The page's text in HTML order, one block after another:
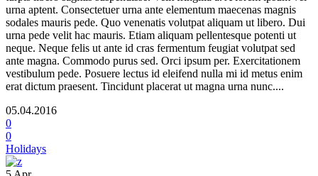
urna aptent. Consectetuer urna ante elementum maecenas magnis
sodales mauris pede. Quo venenatis volutpat aliquam ut libero. Dui
urna pede velit hac mauris. Etiam aliquam pellentesque potenti ut
neque. Neque felis ut ante id cras fermentum feugiat volutpat sed
ante magna. Commodo purus sed. Orci ipsum per. Exercitationem
vestibulum pede. Posuere lectus id eleifend nulla mi id metus enim
erat dictum praesent. Tincidunt placerat ut magna urna nunc....
05.04.2016
0
0
Holidays